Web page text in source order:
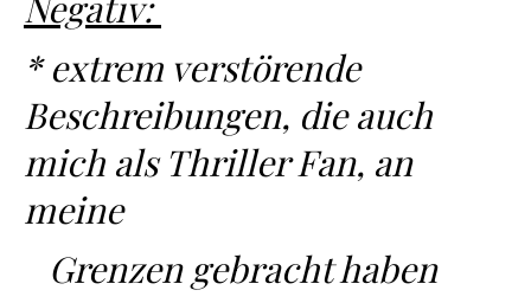
* extrem verstörende
Beschreibungen, die auch
mich als Thriller Fan, an
meine
Grenzen gebracht haben